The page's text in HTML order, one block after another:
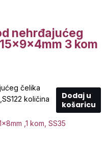
nehrđajućeg
3 kom
čelika
količina
Dodaj u
košaricu